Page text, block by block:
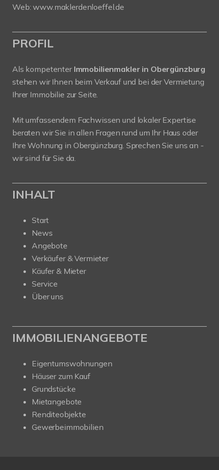
Web:www.maklerdenloeffel.de
PROFIL
Als kompetenter Immobilienmakler in Obergünzburg
stehen wir Ihnen beim Verkauf und bei der Vermietung
Ihrer Immobilie zur Seite.
Mit umfassendem Fachwissen und lokaler Expertise
beraten wir Sie in allen Fragen rund um Ihr Haus oder
Ihre Wohnung in Obergünzburg. Sprechen Sie uns an -
wir sind für Sie da.
INHALT
Start
News
Angebote
Verkäufer & Vermieter
Käufer & Mieter
Service
Über uns
IMMOBILIENANGEBOTE
Eigentumswohnungen
Häuser zum Kauf
Grundstücke
Mietangebote
Renditeobjekte
Gewerbeimmobilien